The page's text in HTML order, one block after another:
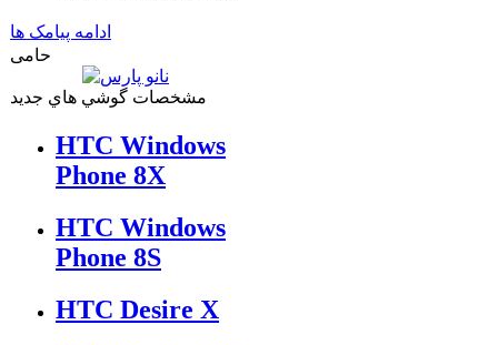
ادامه پیامک ها
حامی
مشخصات گوشي هاي جديد
HTC Windows
Phone 8X
HTC Windows
Phone 8S
HTC Desire X